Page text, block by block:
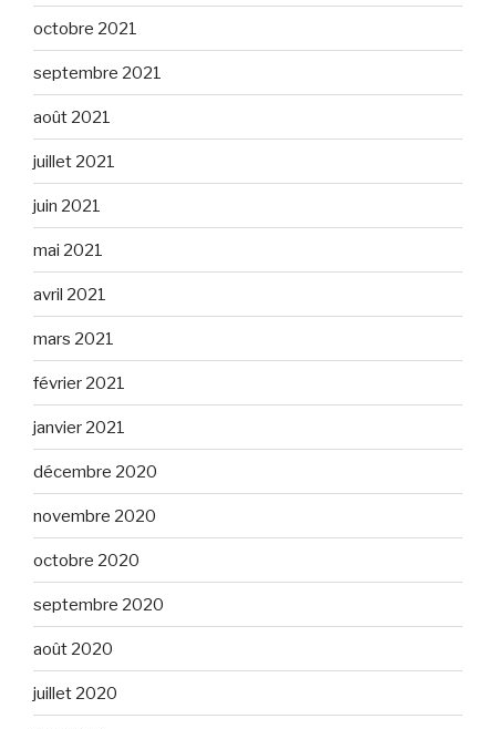
octobre 2021
septembre 2021
août 2021
juillet 2021
juin 2021
mai 2021
avril 2021
mars 2021
février 2021
janvier 2021
décembre 2020
novembre 2020
octobre 2020
septembre 2020
août 2020
juillet 2020